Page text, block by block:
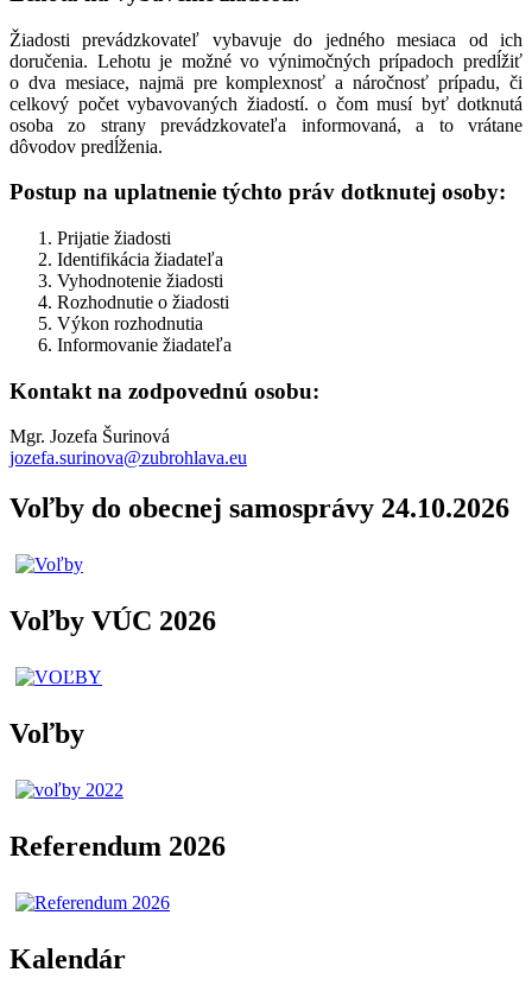
Žiadosti prevádzkovateľ vybavuje do jedného mesiaca od ich
doručenia. Lehotu je možné vo výnimočných prípadoch predĺžiť
o dva mesiace, najmä pre komplexnosť a náročnosť prípadu, či
celkový počet vybavovaných žiadostí. o čom musí byť dotknutá
osoba zo strany prevádzkovateľa informovaná, a to vrátane
dôvodov predĺženia.
Postup na uplatnenie týchto práv dotknutej osoby:
Prijatie žiadosti
Identifikácia žiadateľa
Vyhodnotenie žiadosti
Rozhodnutie o žiadosti
Výkon rozhodnutia
Informovanie žiadateľa
Kontakt na zodpovednú osobu:
Mgr. Jozefa Šurinová
jozefa.surinova@zubrohlava.eu
Voľby do obecnej samosprávy 24.10.2026
Voľby VÚC 2026
Voľby
Referendum 2026
Kalendár